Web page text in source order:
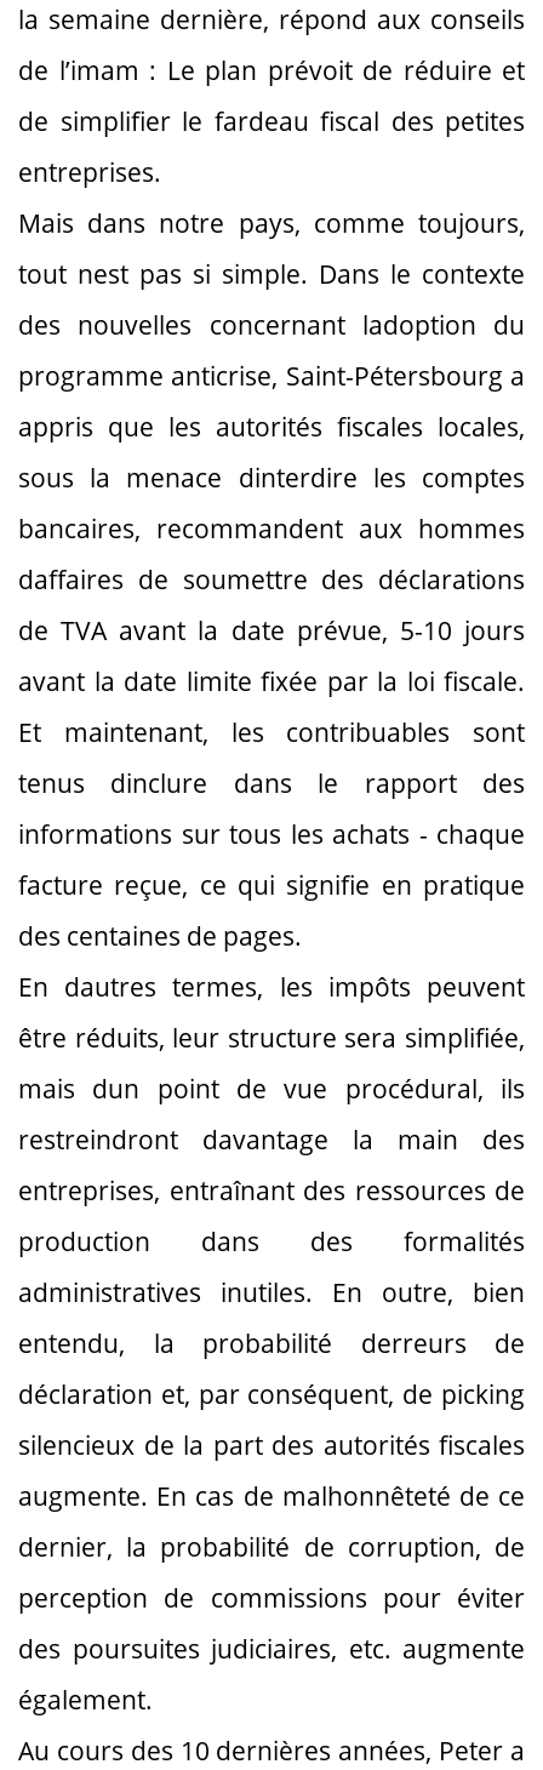
la semaine dernière, répond aux conseils
de l’imam : Le plan prévoit de réduire et
de simplifier le fardeau fiscal des petites
entreprises.
Mais dans notre pays, comme toujours,
tout nest pas si simple. Dans le contexte
des nouvelles concernant ladoption du
programme anticrise, Saint-Pétersbourg a
appris que les autorités fiscales locales,
sous la menace dinterdire les comptes
bancaires, recommandent aux hommes
daffaires de soumettre des déclarations
de TVA avant la date prévue, 5-10 jours
avant la date limite fixée par la loi fiscale.
Et maintenant, les contribuables sont
tenus dinclure dans le rapport des
informations sur tous les achats - chaque
facture reçue, ce qui signifie en pratique
des centaines de pages.
En dautres termes, les impôts peuvent
être réduits, leur structure sera simplifiée,
mais dun point de vue procédural, ils
restreindront davantage la main des
entreprises, entraînant des ressources de
production dans des formalités
administratives inutiles. En outre, bien
entendu, la probabilité derreurs de
déclaration et, par conséquent, de picking
silencieux de la part des autorités fiscales
augmente. En cas de malhonnêteté de ce
dernier, la probabilité de corruption, de
perception de commissions pour éviter
des poursuites judiciaires, etc. augmente
également.
Au cours des 10 dernières années, Peter a